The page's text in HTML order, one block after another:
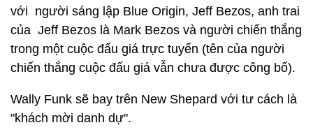
với người sáng lập Blue Origin, Jeff Bezos, anh trai
của Jeff Bezos là Mark Bezos và người chiến thắng
trong một cuộc đấu giá trực tuyến (tên của người
chiến thắng cuộc đấu giá vẫn chưa được công bố).
Wally Funk sẽ bay trên New Shepard với tư cách là
"khách mời danh dự".